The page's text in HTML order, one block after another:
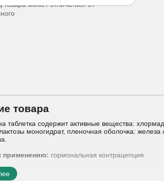
может отличаться от
товара
таблетка содержит активные вещества:
моногидрат, пленочная оболочка:
применению: гормональная контрацепция
таблеток; через два-четыре дня после